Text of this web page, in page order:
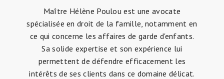
Maître Hélène Poulou est une avocate
spécialisée en droit de la famille, notamment en
ce qui concerne les affaires de garde d'enfants.
Sa solide expertise et son expérience lui
permettent de défendre efficacement les
intérêts de ses clients dans ce domaine délicat.